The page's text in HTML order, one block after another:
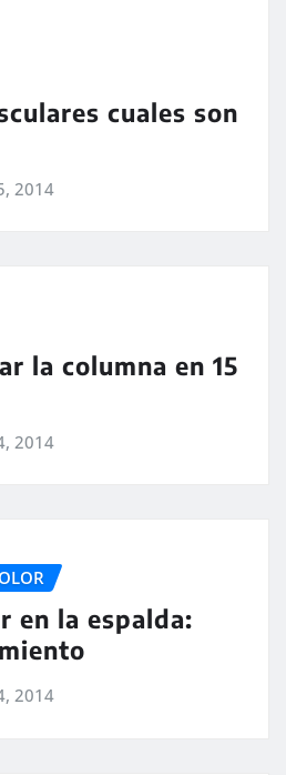
cuales son
2014
la columna en 15
2014
en la espalda:
2014